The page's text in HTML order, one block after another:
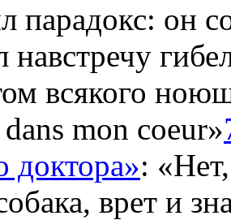
парадокс: он
навстречу
всякого
mon coeur»
доктора»:
врет и